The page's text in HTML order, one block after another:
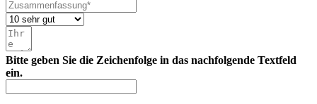
Bitte geben Sie die Zeichenfolge in das nachfolgende Textfeld
ein.